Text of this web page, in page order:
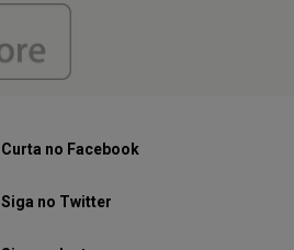
Curta no Facebook
Siga no Twitter